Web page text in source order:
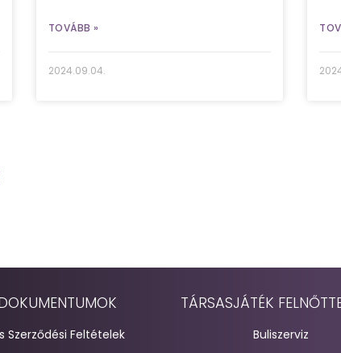
TOVÁBB »
2024.09.04.
Szerződési Feltételek
TÁRSASJÁTÉK
Buliszerviz